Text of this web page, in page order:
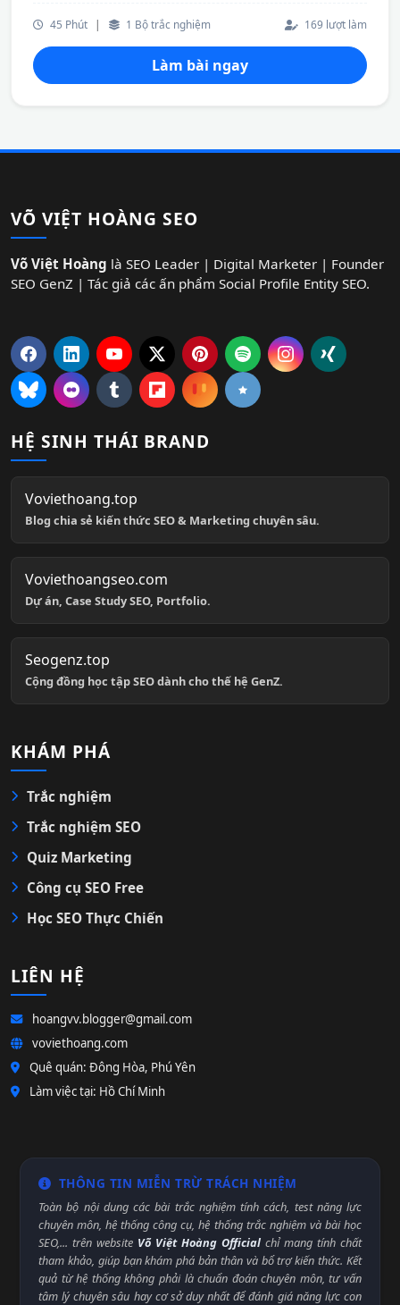
45 Phút | 1 Bộ trắc nghiệm 169 lượt làm
Làm bài ngay
VÕ VIỆT HOÀNG SEO
Võ Việt Hoàng là SEO Leader | Digital Marketer | Founder
SEO GenZ | Tác giả các ấn phẩm Social Profile Entity SEO.
HỆ SINH THÁI BRAND
Voviethoang.top
Blog chia sẻ kiến thức SEO & Marketing chuyên sâu.
Voviethoangseo.com
Dự án, Case Study SEO, Portfolio.
Seogenz.top
Cộng đồng học tập SEO dành cho thế hệ GenZ.
KHÁM PHÁ
Trắc nghiệm
Trắc nghiệm SEO
Quiz Marketing
Công cụ SEO Free
Học SEO Thực Chiến
LIÊN HỆ
hoangvv.blogger@gmail.com
voviethoang.com
Quê quán: Đông Hòa, Phú Yên
Làm việc tại: Hồ Chí Minh
THÔNG TIN MIỄN TRỪ TRÁCH NHIỆM
Toàn bộ nội dung các bài trắc nghiệm tính cách, test năng lực
chuyên môn, hệ thống công cụ, hệ thống trắc nghiệm và bài học
SEO,... trên website Võ Việt Hoàng Official chỉ mang tính chất
tham khảo, giúp bạn khám phá bản thân và bổ trợ kiến thức. Kết
quả từ hệ thống không phải là chuẩn đoán chuyên môn, tư vấn
tâm lý chuyên sâu hay cơ sở duy nhất để đánh giá năng lực con